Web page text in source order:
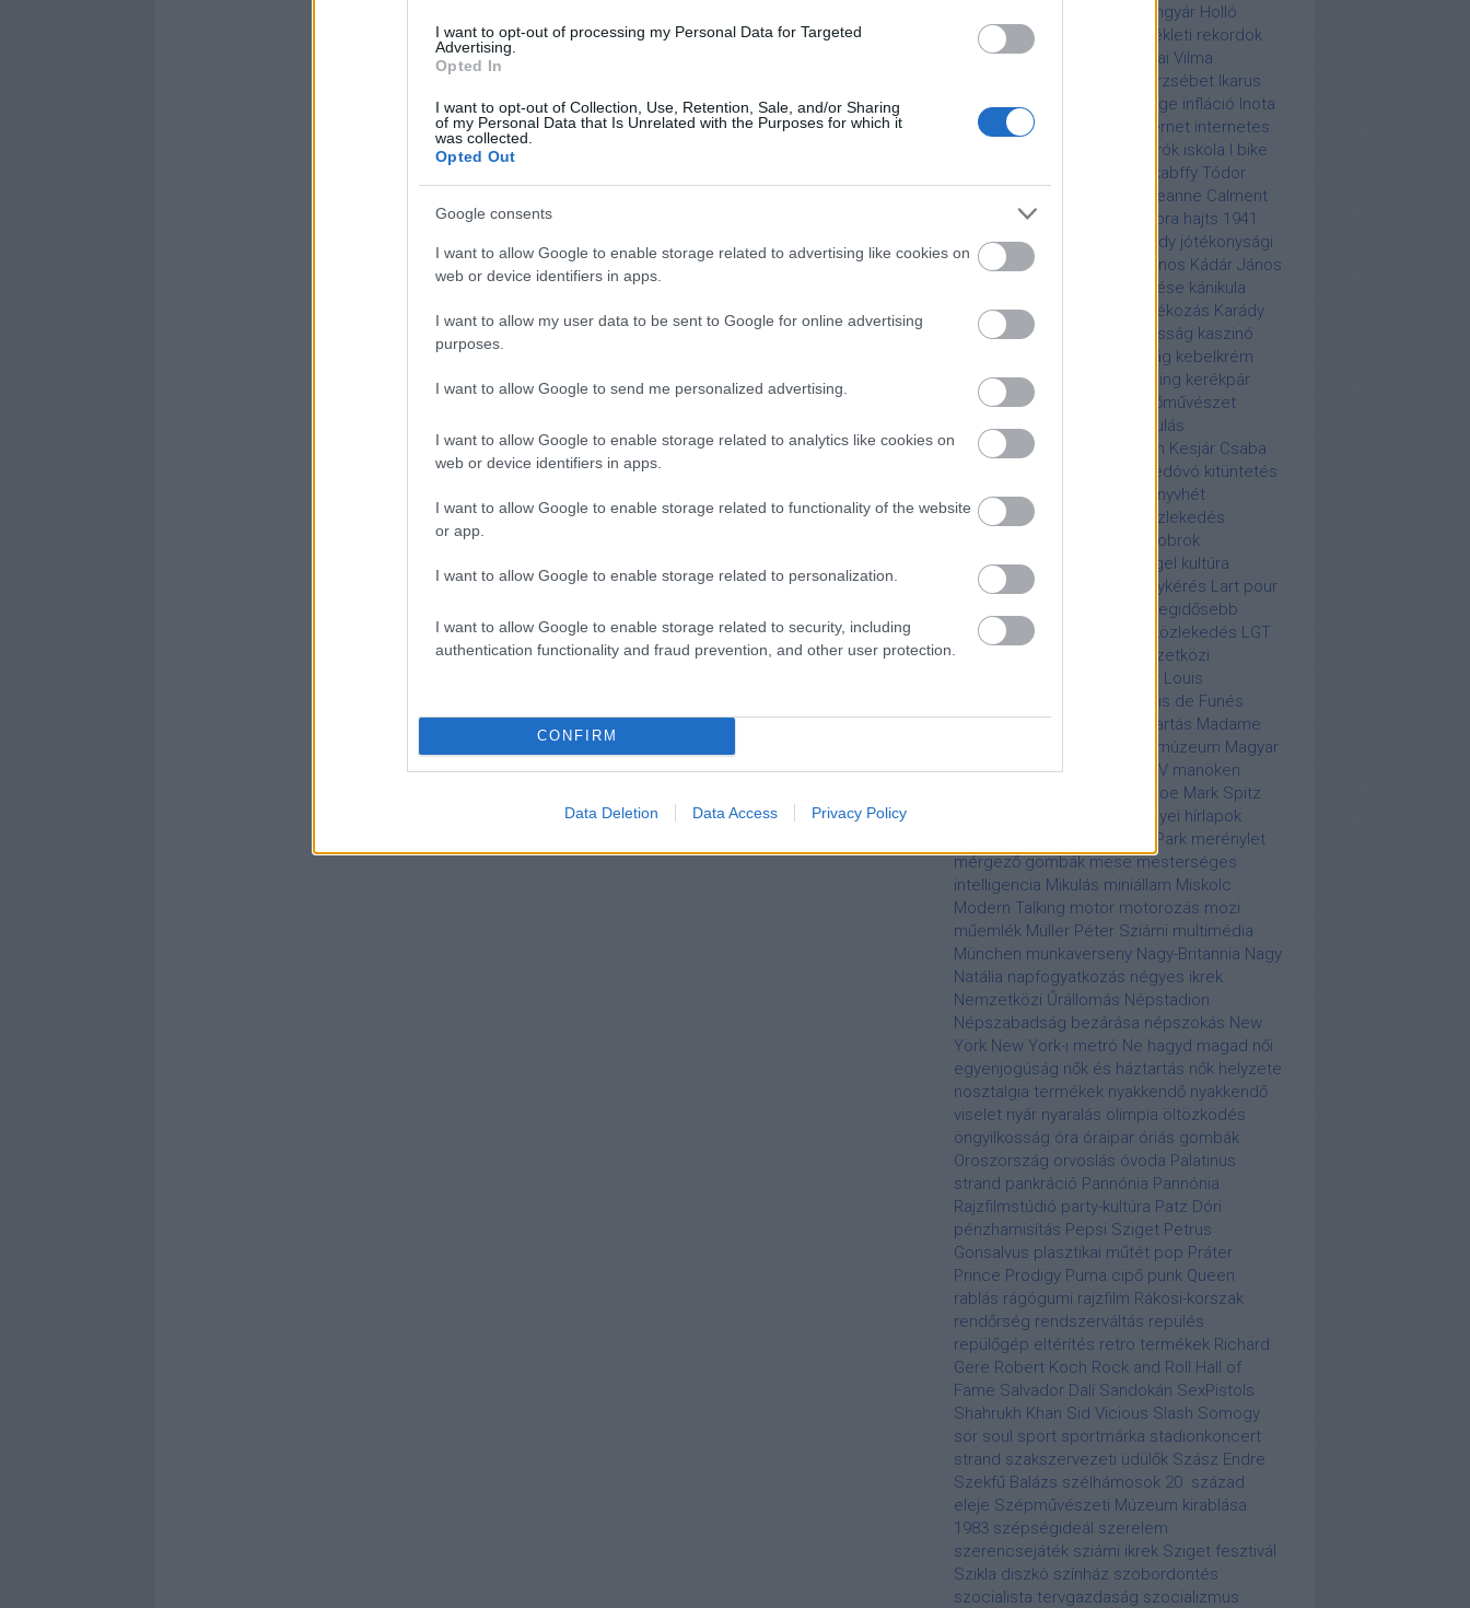
I want to opt-out of processing my Personal Data for Targeted
Advertising.
Opted In
I want to opt-out of Collection, Use, Retention, Sale, and/or Sharing
of my Personal Data that Is Unrelated with the Purposes for which it
was collected.
Opted Out
Google consents
I want to allow Google to enable storage related to advertising like cookies on
web or device identifiers in apps.
I want to allow my user data to be sent to Google for online advertising
purposes.
I want to allow Google to send me personalized advertising.
I want to allow Google to enable storage related to analytics like cookies on
web or device identifiers in apps.
I want to allow Google to enable storage related to functionality of the website
or app.
I want to allow Google to enable storage related to personalization.
I want to allow Google to enable storage related to security, including
authentication functionality and fraud prevention, and other user protection.
CONFIRM
Data Deletion Data Access Privacy Policy
Hollóházi Porcelángyár Holló
Színház
Hollywood
hőmérsékleti rekordok
honvédség
Hugonnai Vilma
II. Erzsébet Ikarus
ikrek India India függetlensége infláció Inota
Inotai Hőerőmű
internet internetes
írók iskola I bike
Jakabffy Tódor
Jeanne Calment
jobboldali forgalmi rend
jobbra hajts 1941
Johnny Depp
John F. Kennedy jótékonysági
koncert
Kabir Bedi Kádár János Kádár János
Kádár temetése kánikula
karácsony
karácsonyi ajándékozás Karády
Katalin
karikatúra kártya adósság kaszinó
katonaság kebelkrém
Kell egy hét együttlét!
kemping kerékpár
képrejtvény
képzőművészet
kerékpár kerékpáros felvonulás
kerékpározás
kereskedelem Kesjár Csaba
kisdedóvó kitüntetés
költők könnyűzene
könyvhét
könyvkiadás
közlekedés
köztéri szobrok
Budapesten
Kugelmugel kultúra
kvarcóra
lakberendezés lánykérés Lart pour
legidősebb
ember
légikatasztrófa légi közlekedés LGT
Lillafüred
Liszt Ferenc Nemzetközi
Liz Taylor Louis
Louis de Funés
lóverseny macska macskatartás Madame
Madame Tussaud múzeum Magyar
Televízió maharadzsa MALÉV manöken
Marilyn Monroe Mark Spitz
megyei hírlapok
Memento Park merénylet
mérgező gombák mese mesterséges
intelligencia Mikulás miniállam Miskolc
Modern Talking motor motorozás mozi
műemlék Müller Péter Sziámi multimédia
München munkaverseny Nagy-Britannia Nagy
Natália napfogyatkozás négyes ikrek
Nemzetközi Űrállomás Népstadion
Népszabadság bezárása népszokás New
York New York-i metró Ne hagyd magad női
egyenjogúság nők és háztartás nők helyzete
nosztalgia termékek nyakkendő nyakkendő
viselet nyár nyaralás olimpia öltözködés
öngyilkosság óra óraipar óriás gombák
Oroszország orvoslás óvoda Palatinus
strand pankráció Pannónia Pannónia
Rajzfilmstúdió party-kultúra Patz Dóri
pénzhamisítás Pepsi Sziget Petrus
Gonsalvus plasztikai műtét pop Práter
Prince Prodigy Puma cipő punk Queen
rablás rágógumi rajzfilm Rákosi-korszak
rendőrség rendszerváltás repülés
repülőgép eltérítés retro termékek Richard
Gere Robert Koch Rock and Roll Hall of
Fame Salvador Dalí Sandokán SexPistols
Shahrukh Khan Sid Vicious Slash Somogy
sör soul sport sportmárka stadionkoncert
strand szakszervezeti üdülők Szász Endre
Szekfű Balázs szélhámosok 20. század
eleje Szépművészeti Múzeum kirablása
1983 szépségideál szerelem
szerencsejáték sziámi ikrek Sziget fesztivál
Szikla diszkó színház szobordöntés
szocialista tervgazdaság szocializmus